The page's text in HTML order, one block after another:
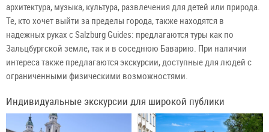
архитектура, музыка, культура, развлечения для детей или природа.
Те, кто хочет выйти за пределы города, также находятся в
надежных руках с Salzburg Guides: предлагаются туры как по
Зальцбургской земле, так и в соседнюю Баварию. При наличии
интереса также предлагаются экскурсии, доступные для людей с
ограниченными физическими возможностями.
Индивидуальные экскурсии для широкой публики